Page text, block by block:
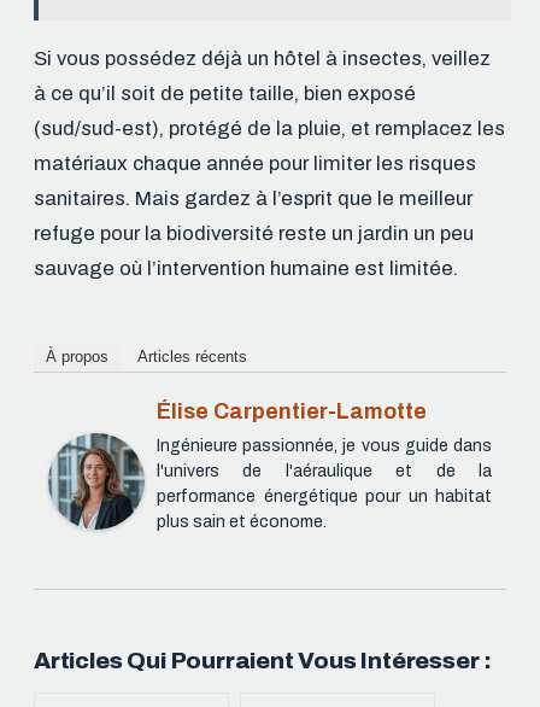
Si vous possédez déjà un hôtel à insectes, veillez
à ce qu’il soit de petite taille, bien exposé
(sud/sud-est), protégé de la pluie, et remplacez les
matériaux chaque année pour limiter les risques
sanitaires. Mais gardez à l’esprit que le meilleur
refuge pour la biodiversité reste un jardin un peu
sauvage où l’intervention humaine est limitée.
À propos Articles récents
Élise Carpentier-Lamotte
Ingénieure passionnée, je vous guide dans
l'univers de l'aéraulique et de la
performance énergétique pour un habitat
plus sain et économe.
Articles Qui Pourraient Vous Intéresser :